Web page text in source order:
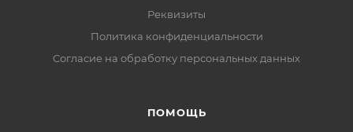
Реквизиты
Политика конфиденциальности
Cогласие на обработку персональных данных
ПОМОЩЬ